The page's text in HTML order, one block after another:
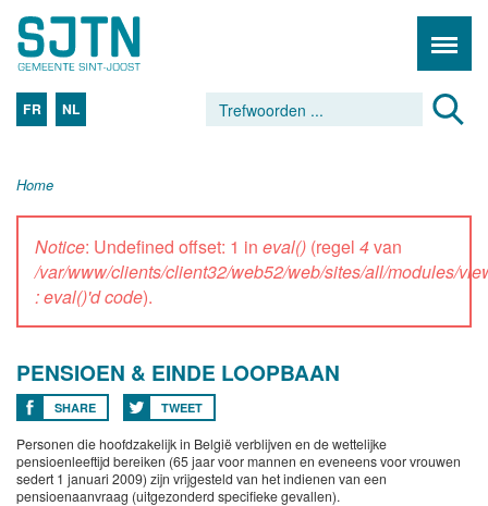
FR NL
Home
Notice: Undefined offset: 1 in eval() (regel 4van
/var/www/clients/client32/web52/web/sites/all/modules/
: eval()'d code).
PENSIOEN & EINDE LOOPBAAN
SHARE TWEET
Personen die hoofdzakelijk in België verblijven en de wettelijke
pensioenleeftijd bereiken (65 jaar voor mannen en eveneens voor vrouwen
sedert 1 januari 2009) zijn vrijgesteld van het indienen van een
pensioenaanvraag (uitgezonderd specifieke gevallen).